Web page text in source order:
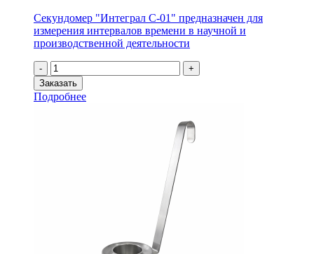
Секундомер "Интеграл С-01" предназначен для
измерения интервалов времени в научной и
производственной деятельности
-
Количество
товара
Секундомер
электронный
+
Заказать
Подробнее